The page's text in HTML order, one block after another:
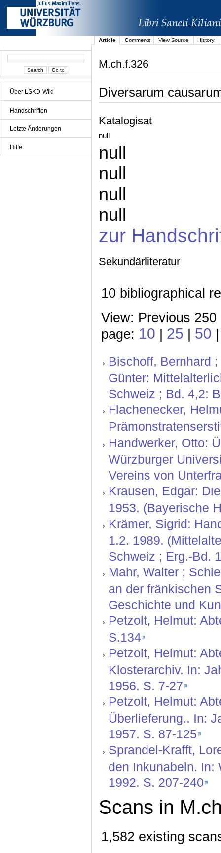
Über LSKD-Wiki
Handschriften
Letzte Änderungen
Hilfe
Article Comments View Source History
M.ch.f.326
Diversarum
Katalogisat
null
null
null
null
null
zur
Sekundärliteratur
10 bibliographical
View: Previous
page: 10 | 25 | 50
Bischoff, Bernhard
Günter:
Schweiz ; Bd. 4,2:
Flachenecker,
Handwerker, Otto:
Würzburger
Vereins von
Krausen, Edgar:
1953. (Bayerische
Krämer, Sigrid:
1.2. 1989.
Schweiz ; Erg.-Bd.
Mahr, Walter ;
an der fränkischen
Geschichte und
Petzolt, Helmut:
S.134
Petzolt, Helmut:
Klosterarchiv. In:
1956. S. 7-27
Petzolt, Helmut:
Überlieferung.. In:
1957. S. 87-125
Sprandel-Krafft,
den Inkunabeln. In:
1992. S. 207-240
Scans in
1,582 existing